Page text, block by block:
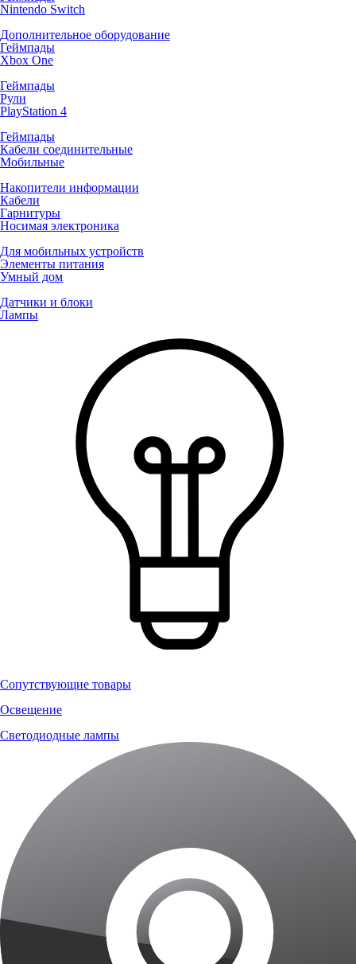
Nintendo Switch
Дополнительное оборудование
Геймпады
Xbox One
Геймпады
Рули
PlayStation 4
Геймпады
Кабели соединительные
Мобильные
Накопители информации
Кабели
Гарнитуры
Носимая электроника
Для мобильных устройств
Элементы питания
Умный дом
Датчики и блоки
Лампы
Сопутствующие товары
Освещение
Светодиодные лампы